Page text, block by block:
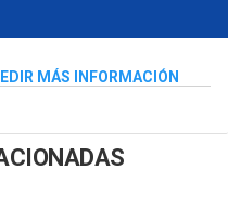
MÁS INFORMACIÓN